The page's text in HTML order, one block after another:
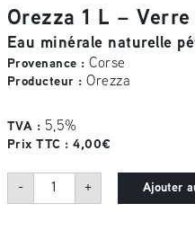
Orezza 1 L – Verre
Eau minérale naturelle
Provenance : Corse
Producteur : Orezza
TVA : 5,5%
Prix TTC : 4,00€
-
Orezza
+ Ajouter